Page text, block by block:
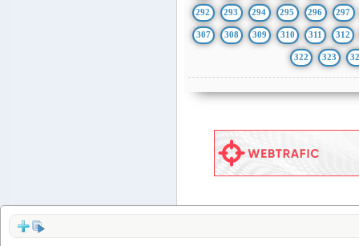
292 293 294 295 296 297
307 308 309 310 311 312
322 323